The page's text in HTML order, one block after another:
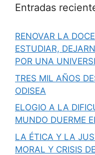
Entradas
RENOVAR LA
ESTUDIAR,
POR UNA
TRES MIL AÑOS
ODISEA
ELOGIO A LA
MUNDO DUERME
LA ÉTICA Y LA
MORAL Y CRISIS